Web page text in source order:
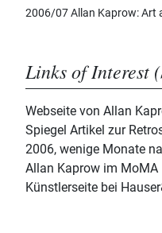
2006/07 Allan Kaprow: Art
Links of Interest
Webseite von Allan
Spiegel Artikel zur
2006, wenige Monate
Allan Kaprow im MoMA
Künstlerseite bei